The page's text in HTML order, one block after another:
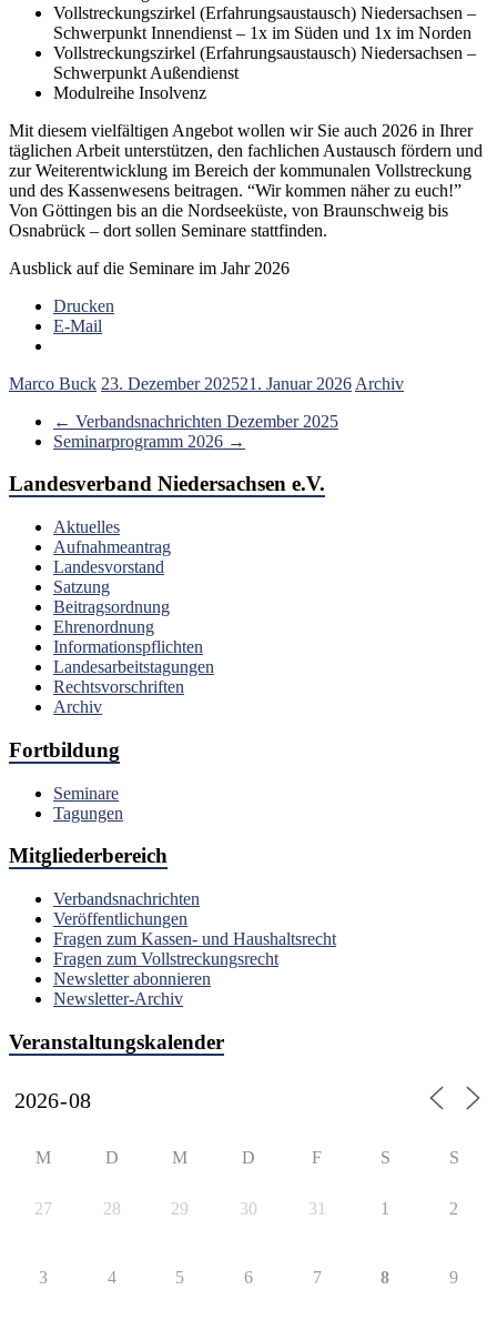
Vollstreckungszirkel (Erfahrungsaustausch) Niedersachsen –
Schwerpunkt Innendienst – 1x im Süden und 1x im Norden
Vollstreckungszirkel (Erfahrungsaustausch) Niedersachsen –
Schwerpunkt Außendienst
Modulreihe Insolvenz
Mit diesem vielfältigen Angebot wollen wir Sie auch 2026 in Ihrer
täglichen Arbeit unterstützen, den fachlichen Austausch fördern und
zur Weiterentwicklung im Bereich der kommunalen Vollstreckung
und des Kassenwesens beitragen. “Wir kommen näher zu euch!”
Von Göttingen bis an die Nordseeküste, von Braunschweig bis
Osnabrück – dort sollen Seminare stattfinden.
Ausblick auf die Seminare im Jahr 2026
Drucken
E-Mail
Marco Buck 23. Dezember 202521. Januar 2026 Archiv
← Verbandsnachrichten Dezember 2025
Seminarprogramm 2026 →
Landesverband Niedersachsen e.V.
Aktuelles
Aufnahmeantrag
Landesvorstand
Satzung
Beitragsordnung
Ehrenordnung
Informationspflichten
Landesarbeitstagungen
Rechtsvorschriften
Archiv
Fortbildung
Seminare
Tagungen
Mitgliederbereich
Verbandsnachrichten
Veröffentlichungen
Fragen zum Kassen- und Haushaltsrecht
Fragen zum Vollstreckungsrecht
Newsletter abonnieren
Newsletter-Archiv
Veranstaltungskalender
M D M D F S S
27 28 29 30 31 1 2
3 4 5 6 7 8 9